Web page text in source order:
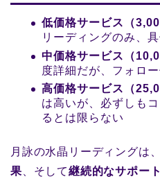
低価格サービス（
リーディングのみ、
中価格サービス（
度詳細だが、フォロ
高価格サービス（
は高いが、必ずしも
るとは限らない
月詠の水晶リーディングは、
果、そして継続的なサポート